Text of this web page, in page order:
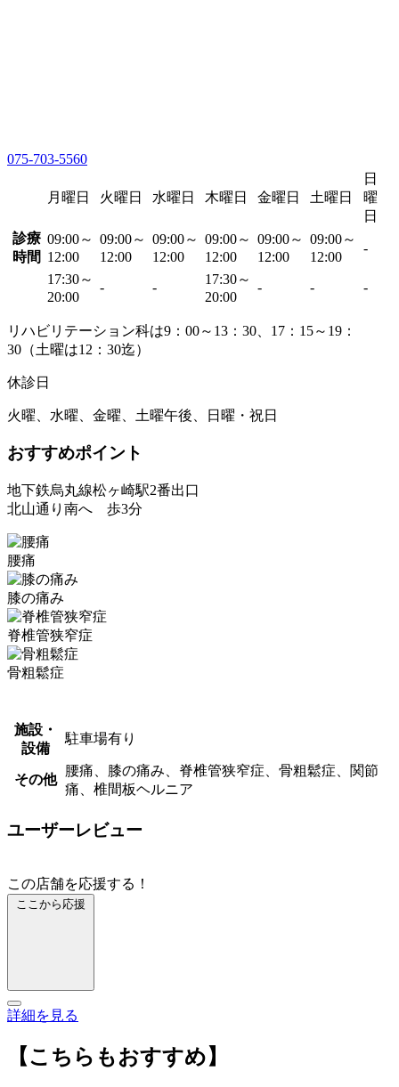
075-703-5560
月曜日 火曜日 水曜日 木曜日 金曜日 土曜日
日
曜
日
診療
時間
09:00～
12:00
09:00～
12:00
09:00～
12:00
09:00～
12:00
09:00～
12:00
09:00～
12:00
-
17:30～
20:00
- -
17:30～
20:00
- - -
リハビリテーション科は9：00～13：30、17：15～19：
30（土曜は12：30迄）
休診日
火曜、水曜、金曜、土曜午後、日曜・祝日
おすすめポイント
地下鉄烏丸線松ヶ崎駅2番出口
北山通り南へ 歩3分
腰痛
膝の痛み
脊椎管狭窄症
骨粗鬆症
施設・
設備
駐車場有り
その他
腰痛、膝の痛み、脊椎管狭窄症、骨粗鬆症、関節
痛、椎間板ヘルニア
ユーザーレビュー
この店舗を応援する！
ここから応援
詳細を見る
【こちらもおすすめ】